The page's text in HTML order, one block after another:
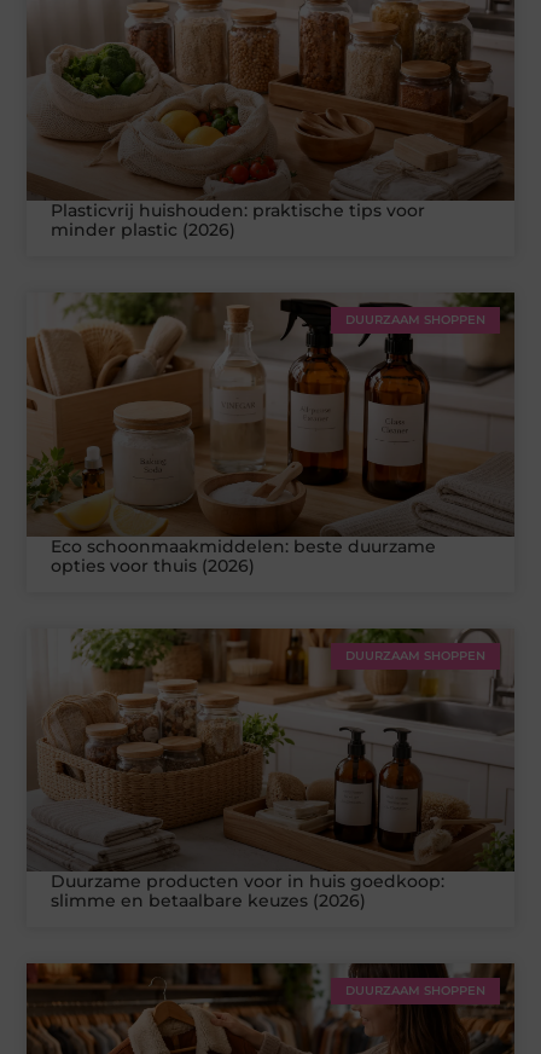
Plasticvrij huishouden: praktische tips voor
minder plastic (2026)
DUURZAAM SHOPPEN
Eco schoonmaakmiddelen: beste duurzame
opties voor thuis (2026)
DUURZAAM SHOPPEN
Duurzame producten voor in huis goedkoop:
slimme en betaalbare keuzes (2026)
DUURZAAM SHOPPEN